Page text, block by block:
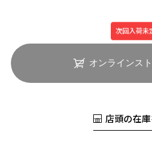
次回入荷未
オンラインス
店頭の在